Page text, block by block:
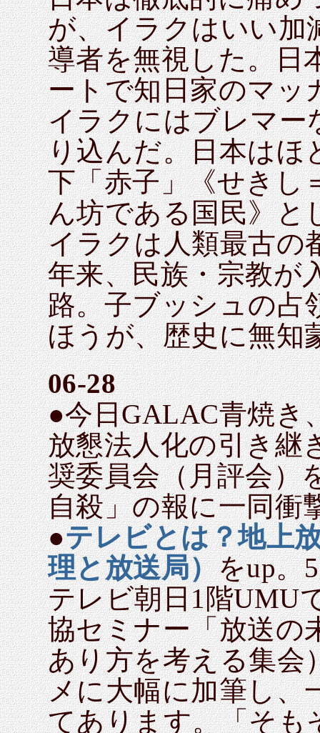
が、イラクはいい加
導者を無視した。日
ートで知日家のマッ
イラクにはブレマー
り込んだ。日本はほ
下「赤子」《せきし
ん坊である国民》と
イラクは人類最古の
年来、民族・宗教が
路。子ブッシュの占
ほうが、歴史に無知
06-28
●今日GALAC青焼き
放懇法人化の引き継
奨委員会（月評会）
自殺」の報に一同衝
●テレビとは？地上
理と放送局）をup。
テレビ朝日1階UMU
協セミナー「放送の
あり方を考える集会
メに大幅に加筆し、
てあります。「そも